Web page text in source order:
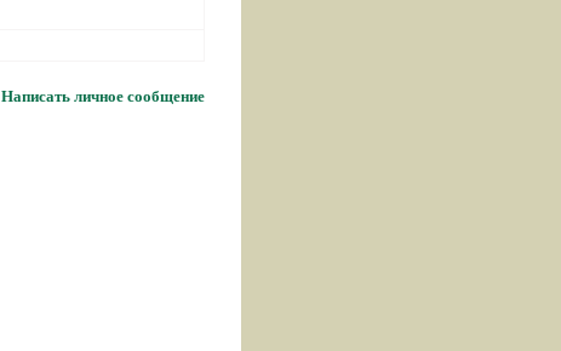
Написать личное сообщение